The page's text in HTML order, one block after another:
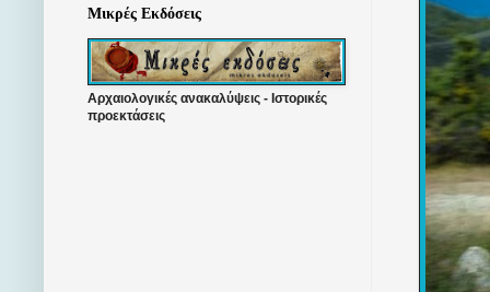
Μικρές Εκδόσεις
Αρχαιολογικές ανακαλύψεις - Ιστορικές
προεκτάσεις